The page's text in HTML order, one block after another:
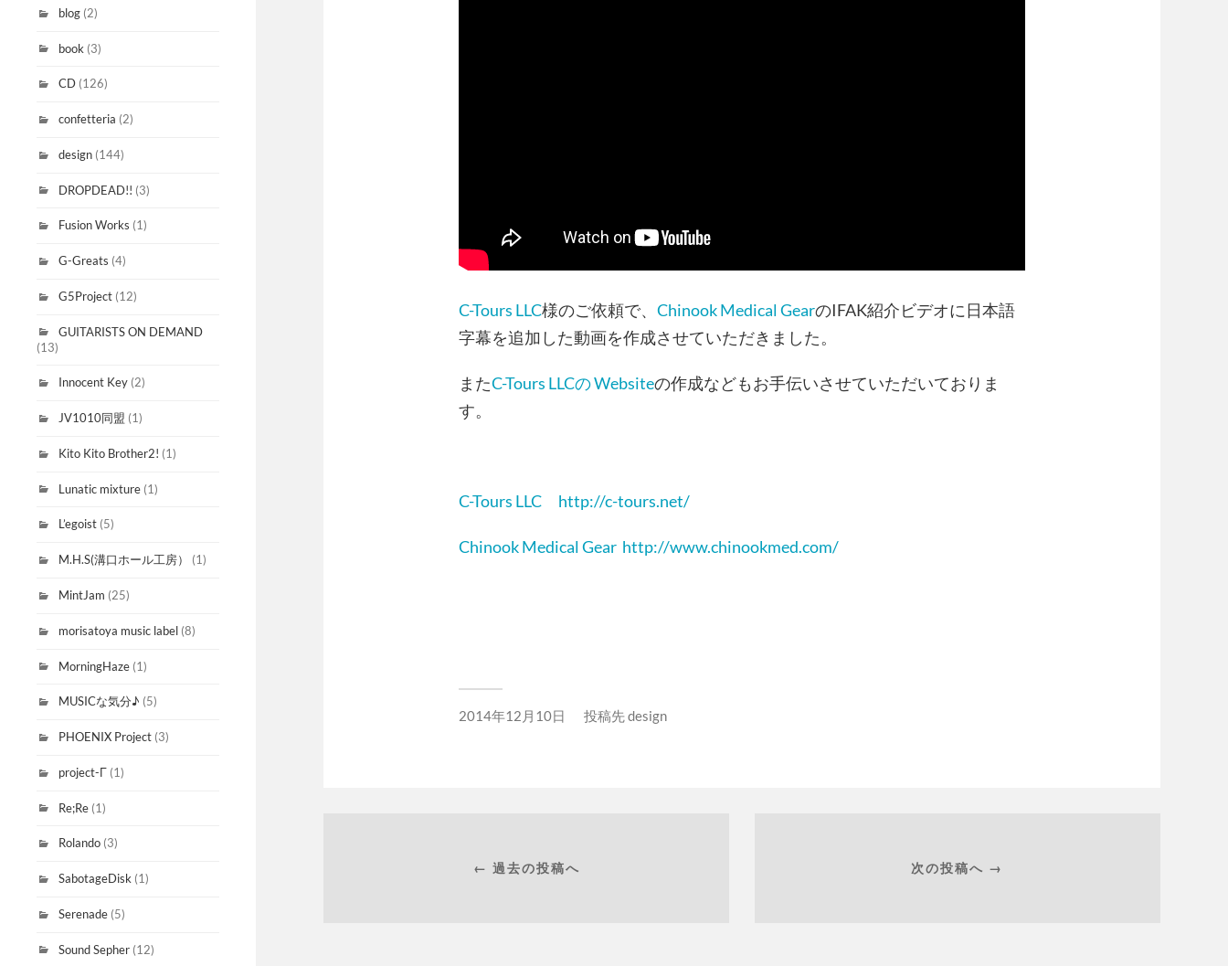
blog (2)
book (3)
CD (126)
confetteria (2)
design (144)
DROPDEAD!! (3)
Fusion Works (1)
G-Greats (4)
G5Project (12)
GUITARISTS ON DEMAND
(13)
Innocent Key (2)
JV1010同盟 (1)
Kito Kito Brother2! (1)
Lunatic mixture (1)
L’egoist (5)
M.H.S(溝口ホール工房） (1)
MintJam (25)
morisatoya music label (8)
MorningHaze (1)
MUSICな気分♪ (5)
PHOENIX Project (3)
project-Γ (1)
Re;Re (1)
Rolando (3)
SabotageDisk (1)
Serenade (5)
Sound Sepher (12)
C-Tours LLC様のご依頼で、 Chinook Medical GearのIFAK紹介ビデオに日本語
字幕を追加した動画を作成させていただきました。
またC-Tours LLCの Websiteの作成などもお手伝いさせていただいておりま
す。
C-Tours LLC http://c-tours.net/
Chinook Medical Gear http://www.chinookmed.com/
2014年12月10日 投稿先design
← 過去の投稿へ 次の投稿へ →